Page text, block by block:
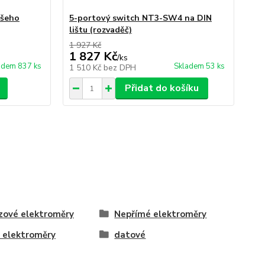
837 ks
5-portový switch NT3-SW4 na DIN
lištu (rozvaděč)
1 927 Kč
1 827 Kč/ks
1 510 Kč bez DPH Skladem 53 ks
Přidat do košíku
elektroměry
Nepřímé elektroměry
elektroměry
datové